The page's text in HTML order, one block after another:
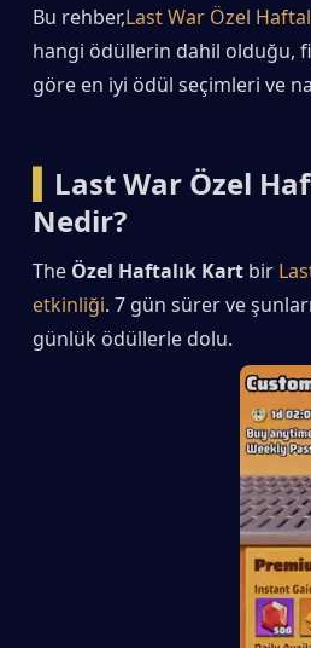
Bu rehber,Last War Özel
hangi ödüllerin dahil olduğu,
göre en iyi ödül seçimleri ve
Last War Özel
Nedir?
The Özel Haftalık Kart bir
etkinliği. 7 gün sürer ve
günlük ödüllerle dolu.